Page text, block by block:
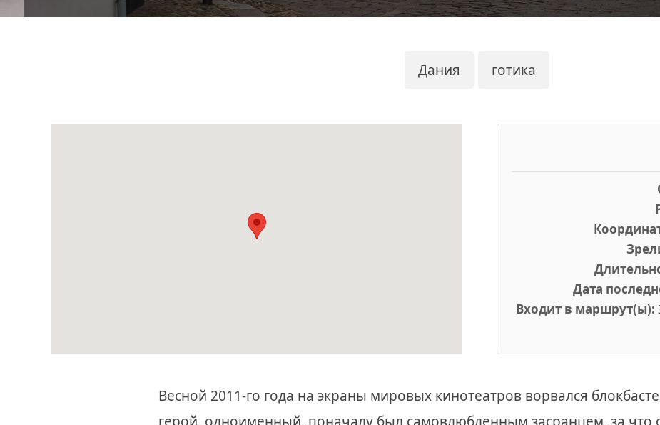
Дания готика
Дата
Входит в маршрут(ы):
Весной 2011-го года на экраны мировых кинотеатров ворвался